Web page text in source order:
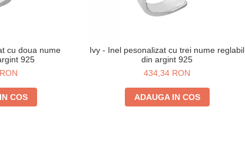
cu doua nume
925
COS
Ivy - Inel pesonalizat cu trei nume reglabil
din argint 925
434,34 RON
ADAUGA IN COS